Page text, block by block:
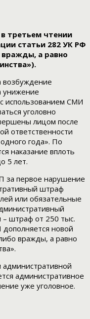
третьем чтении
статьи 282 УК РФ
а равно
возбуждение
унижение
использованием СМИ
уголовно
лицом после
ответственности
года». По
наказание вплоть
5 лет.
за первое нарушение
штраф
или обязательные
– штраф от 250 тыс.
новой
вражды, а равно
административное
уже уголовное.